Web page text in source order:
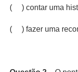
( ) contar uma
( ) fazer uma